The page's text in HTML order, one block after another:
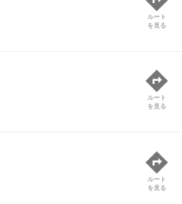
ルート
を見る
ルート
を見る
ルート
を見る